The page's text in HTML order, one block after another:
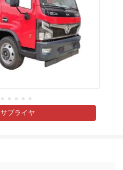
サプライヤ